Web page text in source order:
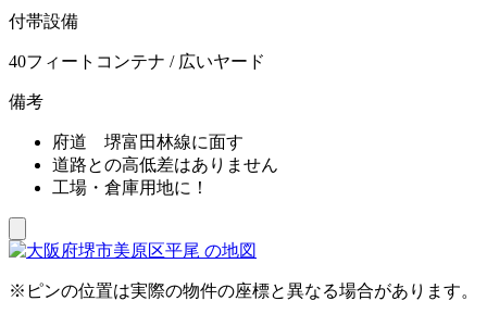
付帯設備
40フィートコンテナ / 広いヤード
備考
府道 堺富田林線に面す
道路との高低差はありません
工場・倉庫用地に！
※ピンの位置は実際の物件の座標と異なる場合があります。